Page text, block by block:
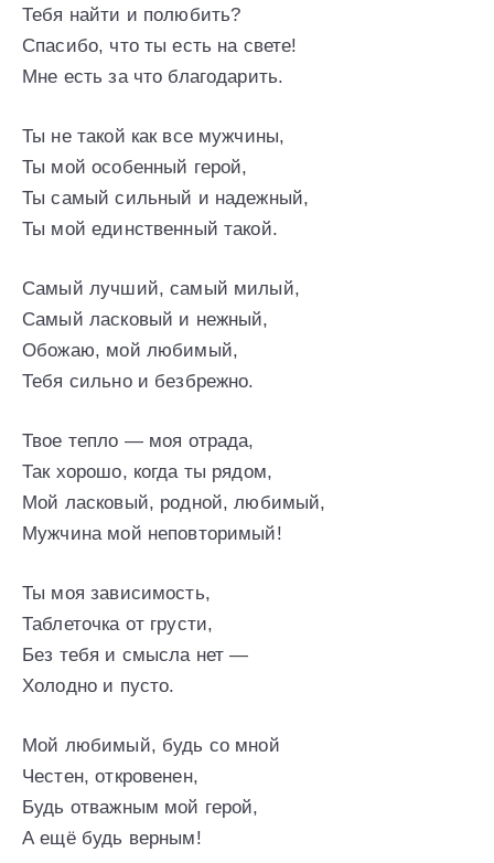
Тебя найти и полюбить?
Спасибо, что ты есть на свете!
Мне есть за что благодарить.
Ты не такой как все мужчины,
Ты мой особенный герой,
Ты самый сильный и надежный,
Ты мой единственный такой.
Самый лучший, самый милый,
Самый ласковый и нежный,
Обожаю, мой любимый,
Тебя сильно и безбрежно.
Твое тепло — моя отрада,
Так хорошо, когда ты рядом,
Мой ласковый, родной, любимый,
Мужчина мой неповторимый!
Ты моя зависимость,
Таблеточка от грусти,
Без тебя и смысла нет —
Холодно и пусто.
Мой любимый, будь со мной
Честен, откровенен,
Будь отважным мой герой,
А ещё будь верным!